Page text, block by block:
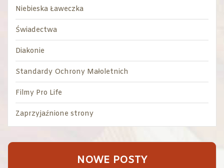
Niebieska Ławeczka
Świadectwa
Diakonie
Standardy Ochrony Małoletnich
Filmy Pro Life
Zaprzyjaźnione strony
NOWE POSTY